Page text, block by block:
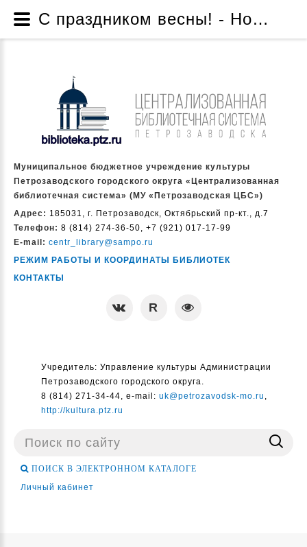
Муниципальное бюджетное учреждение культуры
Петрозаводского городского округа «Централизованная
библиотечная система» (МУ «Петрозаводская ЦБС»)
Адрес: 185031, г. Петрозаводск, Октябрьский пр-кт., д.7
Телефон: 8 (814) 274-36-50, +7 (921) 017-17-99
E-mail: centr_library@sampo.ru
РЕЖИМ РАБОТЫ И КООРДИНАТЫ БИБЛИОТЕК
КОНТАКТЫ
Учредитель: Управление культуры Администрации
Петрозаводского городского округа.
8 (814) 271-34-44, e-mail: uk@petrozavodsk-mo.ru ,
http://kultura.ptz.ru
Поиск
ПОИСК В ЭЛЕКТРОННОМ КАТАЛОГЕ
Личный кабинет
С праздником весны! - Новости - Муниципальное бюджетное учреждение культуры Петрозаводского городского округа «Централизованная библиотечная система» (МУ «Петрозаводская ЦБС»)